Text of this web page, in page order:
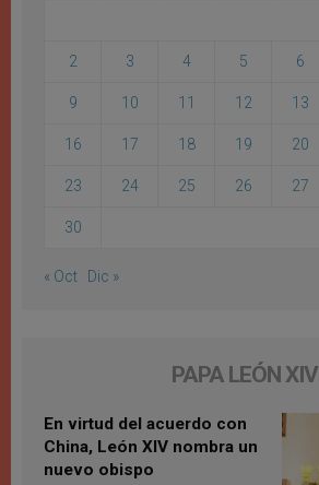
2 3 4 5 6
9 10 11 12 13
16 17 18 19 20
23 24 25 26 27
30
« Oct Dic »
PAPA LEÓN XIV
En virtud del acuerdo con
China, León XIV nombra un
nuevo obispo